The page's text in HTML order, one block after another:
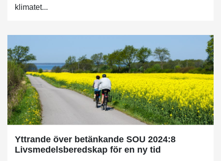
klimatet...
Yttrande över betänkande SOU 2024:8
Livsmedelsberedskap för en ny tid